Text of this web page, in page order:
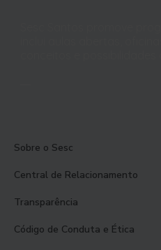
Sobre o Sesc
Central de Relacionamento
Transparência
Código de Conduta e Ética